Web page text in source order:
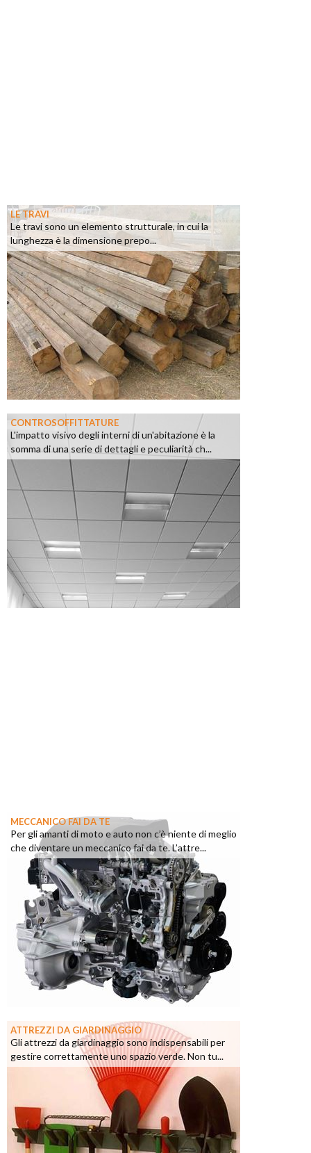
LE TRAVI
Le travi sono un elemento strutturale, in cui la
lunghezza è la dimensione prepo...
CONTROSOFFITTATURE
L'impatto visivo degli interni di un'abitazione è la
somma di una serie di dettagli e peculiarità ch...
MECCANICO FAI DA TE
Per gli amanti di moto e auto non c’è niente di meglio
che diventare un meccanico fai da te. L’attre...
ATTREZZI DA GIARDINAGGIO
Gli attrezzi da giardinaggio sono indispensabili per
gestire correttamente uno spazio verde. Non tu...